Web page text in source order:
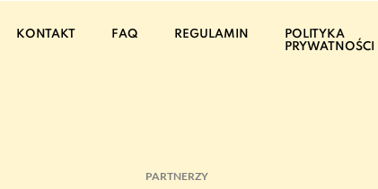
KONTAKT FAQ REGULAMIN
POLITYKA
PRYWATNOŚCI
PARTNERZY